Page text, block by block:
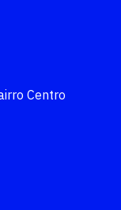
Centro